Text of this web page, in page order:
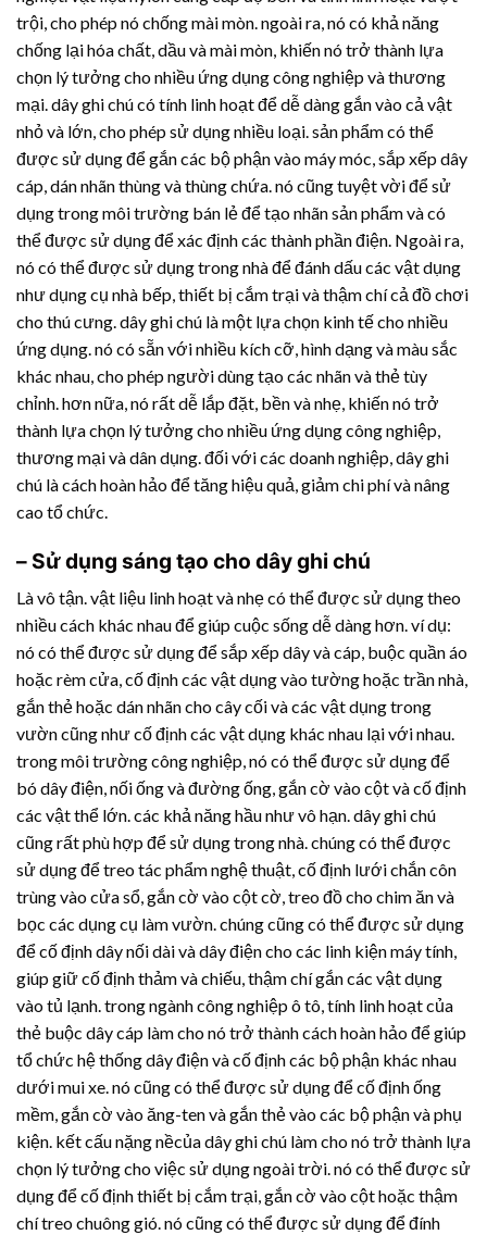
trội, cho phép nó chống mài mòn. ngoài ra, nó có khả năng
chống lại hóa chất, dầu và mài mòn, khiến nó trở thành lựa
chọn lý tưởng cho nhiều ứng dụng công nghiệp và thương
mại. dây ghi chú có tính linh hoạt để dễ dàng gắn vào cả vật
nhỏ và lớn, cho phép sử dụng nhiều loại. sản phẩm có thể
được sử dụng để gắn các bộ phận vào máy móc, sắp xếp dây
cáp, dán nhãn thùng và thùng chứa. nó cũng tuyệt vời để sử
dụng trong môi trường bán lẻ để tạo nhãn sản phẩm và có
thể được sử dụng để xác định các thành phần điện. Ngoài ra,
nó có thể được sử dụng trong nhà để đánh dấu các vật dụng
như dụng cụ nhà bếp, thiết bị cắm trại và thậm chí cả đồ chơi
cho thú cưng. dây ghi chú là một lựa chọn kinh tế cho nhiều
ứng dụng. nó có sẵn với nhiều kích cỡ, hình dạng và màu sắc
khác nhau, cho phép người dùng tạo các nhãn và thẻ tùy
chỉnh. hơn nữa, nó rất dễ lắp đặt, bền và nhẹ, khiến nó trở
thành lựa chọn lý tưởng cho nhiều ứng dụng công nghiệp,
thương mại và dân dụng. đối với các doanh nghiệp, dây ghi
chú là cách hoàn hảo để tăng hiệu quả, giảm chi phí và nâng
cao tổ chức.
– Sử dụng sáng tạo cho dây ghi chú
Là vô tận. vật liệu linh hoạt và nhẹ có thể được sử dụng theo
nhiều cách khác nhau để giúp cuộc sống dễ dàng hơn. ví dụ:
nó có thể được sử dụng để sắp xếp dây và cáp, buộc quần áo
hoặc rèm cửa, cố định các vật dụng vào tường hoặc trần nhà,
gắn thẻ hoặc dán nhãn cho cây cối và các vật dụng trong
vườn cũng như cố định các vật dụng khác nhau lại với nhau.
trong môi trường công nghiệp, nó có thể được sử dụng để
bó dây điện, nối ống và đường ống, gắn cờ vào cột và cố định
các vật thể lớn. các khả năng hầu như vô hạn. dây ghi chú
cũng rất phù hợp để sử dụng trong nhà. chúng có thể được
sử dụng để treo tác phẩm nghệ thuật, cố định lưới chắn côn
trùng vào cửa sổ, gắn cờ vào cột cờ, treo đồ cho chim ăn và
bọc các dụng cụ làm vườn. chúng cũng có thể được sử dụng
để cố định dây nối dài và dây điện cho các linh kiện máy tính,
giúp giữ cố định thảm và chiếu, thậm chí gắn các vật dụng
vào tủ lạnh. trong ngành công nghiệp ô tô, tính linh hoạt của
thẻ buộc dây cáp làm cho nó trở thành cách hoàn hảo để giúp
tổ chức hệ thống dây điện và cố định các bộ phận khác nhau
dưới mui xe. nó cũng có thể được sử dụng để cố định ống
mềm, gắn cờ vào ăng-ten và gắn thẻ vào các bộ phận và phụ
kiện. kết cấu nặng nềcủa dây ghi chú làm cho nó trở thành lựa
chọn lý tưởng cho việc sử dụng ngoài trời. nó có thể được sử
dụng để cố định thiết bị cắm trại, gắn cờ vào cột hoặc thậm
chí treo chuông gió. nó cũng có thể được sử dụng để đính